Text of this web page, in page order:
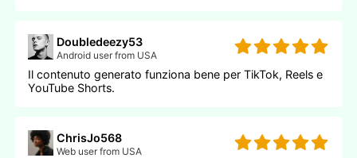
Doubledeezy53
Android user from USA
Il contenuto generato funziona bene per TikTok, Reels e
YouTube Shorts.
ChrisJo568
Web user from USA